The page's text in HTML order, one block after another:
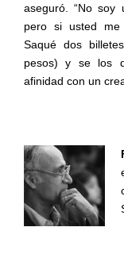
aseguró. “No soy
pero si usted me
Saqué dos
pesos) y se los
afinidad con un